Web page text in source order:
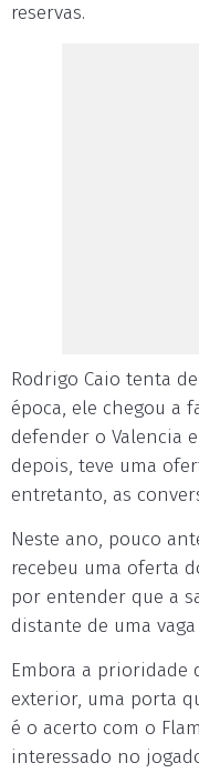
reservas.
Rodrigo Caio tenta
época, ele chegou a
defender o Valencia
depois, teve uma
entretanto, as
Neste ano, pouco
recebeu uma oferta
por entender que a
distante de uma
Embora a prioridade
exterior, uma porta
é o acerto com o
interessado no